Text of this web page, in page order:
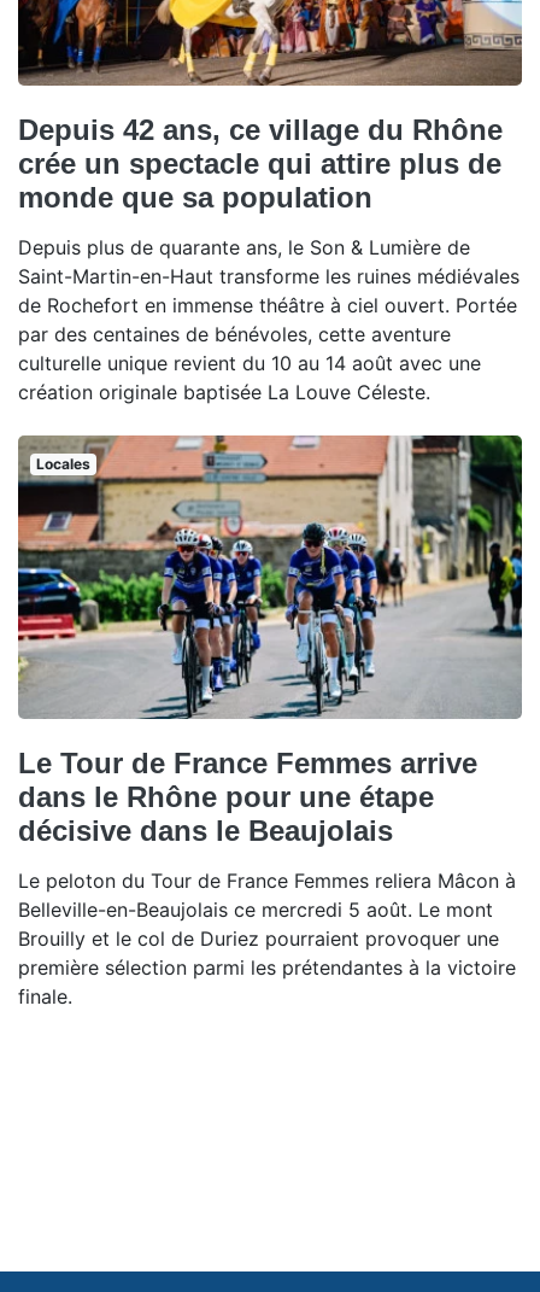
Depuis 42 ans, ce village du Rhône
crée un spectacle qui attire plus de
monde que sa population
Depuis plus de quarante ans, le Son & Lumière de
Saint-Martin-en-Haut transforme les ruines médiévales
de Rochefort en immense théâtre à ciel ouvert. Portée
par des centaines de bénévoles, cette aventure
culturelle unique revient du 10 au 14 août avec une
création originale baptisée La Louve Céleste.
Locales
Le Tour de France Femmes arrive
dans le Rhône pour une étape
décisive dans le Beaujolais
Le peloton du Tour de France Femmes reliera Mâcon à
Belleville-en-Beaujolais ce mercredi 5 août. Le mont
Brouilly et le col de Duriez pourraient provoquer une
première sélection parmi les prétendantes à la victoire
finale.